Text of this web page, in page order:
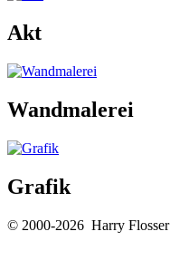
Akt
Wandmalerei
Grafik
© 2000-2026 Harry Flosser